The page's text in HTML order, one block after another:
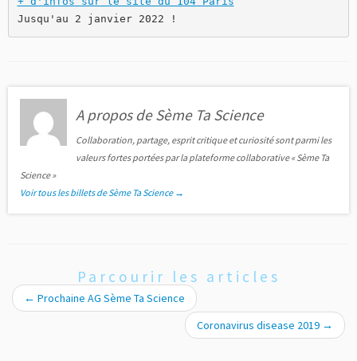
Jusqu'au 2 janvier 2022 !
A propos de Sème Ta Science
Collaboration, partage, esprit critique et curiosité sont parmi les
valeurs fortes portées par la plateforme collaborative « Sème Ta
Science »
Voir tous les billets de Sème Ta Science →
Parcourir les articles
← Prochaine AG Sème Ta Science
Coronavirus disease 2019 →